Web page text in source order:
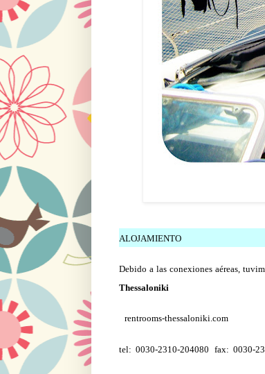
ALOJAMIENTO
Debido a las conexiones aéreas,
Thessaloniki
rentrooms-thessaloniki.com
tel: 0030-2310-204080 fax: 0030-